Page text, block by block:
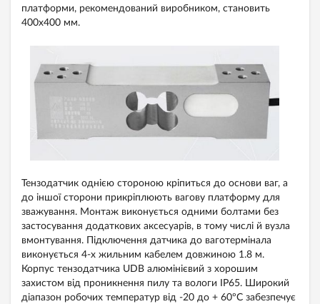
платформи, рекомендований виробником, становить
400х400 мм.
Тензодатчик однією стороною кріпиться до основи ваг, а
до іншої сторони прикріплюють вагову платформу для
зважування. Монтаж виконується одними болтами без
застосування додаткових аксесуарів, в тому числі й вузла
вмонтування. Підключення датчика до ваготермінала
виконується 4-x жильним кабелем довжиною 1.8 м.
Корпус тензодатчика UDB алюмінієвий з хорошим
захистом від проникнення пилу та вологи IP65. Широкий
діапазон робочих температур від -20 до + 60ºС забезпечує